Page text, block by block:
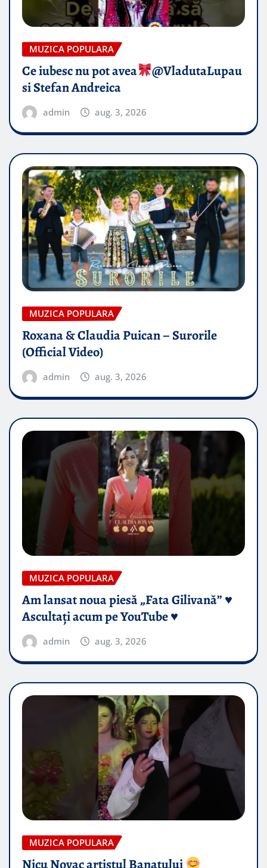
MUZICA POPULARA
Ce iubesc nu pot avea
​@VladutaLupau
si Stefan Andreica
admin aug. 3, 2026
MUZICA POPULARA
Roxana & Claudia Puican – Surorile
(Official Video)
admin aug. 3, 2026
MUZICA POPULARA
Am lansat noua piesă „Fata Gilivană” ♥️
Ascultați acum pe YouTube ♥️
admin aug. 3, 2026
MUZICA POPULARA
Nicu Novac artistul Banatului